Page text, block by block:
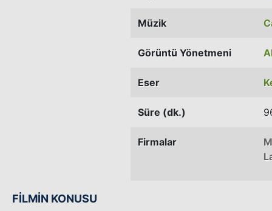
Müzik
Görüntü Yönetmeni
Eser
Süre (dk.)
Firmalar
FİLMİN KONUSU